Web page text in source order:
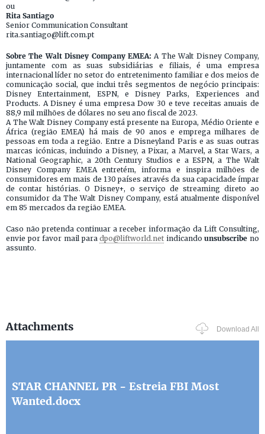
ou
Rita Santiago
Senior Communication Consultant
rita.santiago@lift.com.pt
Sobre The Walt Disney Company EMEA: A The Walt Disney Company,
juntamente com as suas subsidiárias e filiais, é uma empresa
internacional líder no setor do entretenimento familiar e dos meios de
comunicação social, que inclui três segmentos de negócio principais:
Disney Entertainment, ESPN, e Disney Parks, Experiences and
Products. A Disney é uma empresa Dow 30 e teve receitas anuais de
88,9 mil milhões de dólares no seu ano fiscal de 2023.
A The Walt Disney Company está presente na Europa, Médio Oriente e
África (região EMEA) há mais de 90 anos e emprega milhares de
pessoas em toda a região. Entre a Disneyland Paris e as suas outras
marcas icónicas, incluindo a Disney, a Pixar, a Marvel, a Star Wars, a
National Geographic, a 20th Century Studios e a ESPN, a The Walt
Disney Company EMEA entretém, informa e inspira milhões de
consumidores em mais de 130 países através da sua capacidade ímpar
de contar histórias. O Disney+, o serviço de streaming direto ao
consumidor da The Walt Disney Company, está atualmente disponível
em 85 mercados da região EMEA.
Caso não pretenda continuar a receber informação da Lift Consulting,
envie por favor mail paradpo@liftworld.net indicandounsubscribe no
assunto.
Attachments Download All
STAR CHANNEL PR - Estreia FBI Most
Wanted.docx